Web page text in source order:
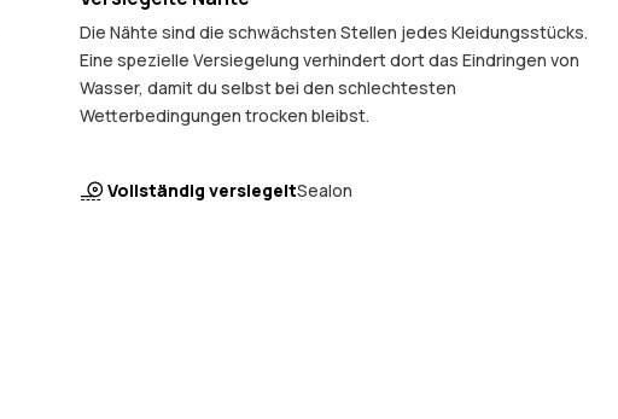
Die Nähte sind die schwächsten Stellen jedes Kleidungsstücks.
Eine spezielle Versiegelung verhindert dort das Eindringen von
Wasser, damit du selbst bei den schlechtesten
Wetterbedingungen trocken bleibst.
Vollständig versiegeltSealon